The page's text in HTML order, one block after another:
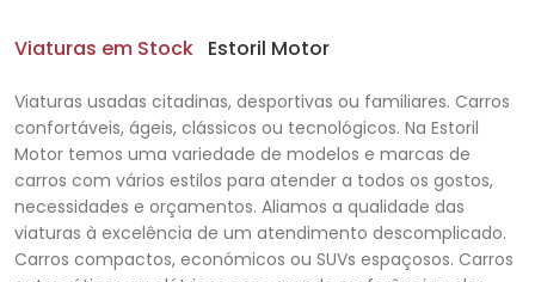
Viaturas em Stock Estoril Motor
Viaturas usadas citadinas, desportivas ou familiares. Carros
confortáveis, ágeis, clássicos ou tecnológicos. Na Estoril
Motor temos uma variedade de modelos e marcas de
carros com vários estilos para atender a todos os gostos,
necessidades e orçamentos. Aliamos a qualidade das
viaturas à excelência de um atendimento descomplicado.
Carros compactos, económicos ou SUVs espaçosos. Carros